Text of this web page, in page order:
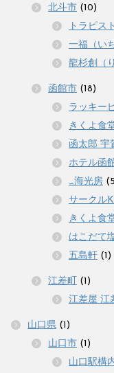
北斗市 (10)
トラピス
一福（い
龍杉創（
函館市 (18)
ラッキー
きくよ食
函太郎 宇
ホテル函
_海光房
サークル
きくよ食
はこだて
五島軒 (1)
江差町 (1)
江差屋 江
山口県 (1)
山口市 (1)
山口駅構